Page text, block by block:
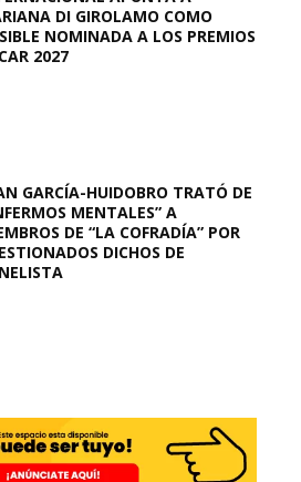
DI GIROLAMO COMO
NOMINADA A LOS PREMIOS
2027
GARCÍA-HUIDOBRO TRATÓ DE
MENTALES” A
DE “LA COFRADÍA” POR
DICHOS DE